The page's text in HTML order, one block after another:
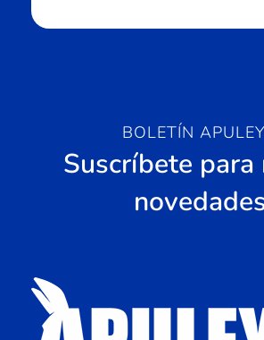
BOLETÍN
Suscríbete para